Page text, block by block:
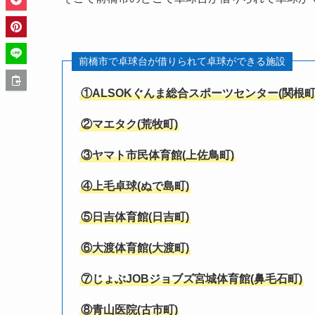
前橋市で卓球台が借りられて卓球ができる施設
①ALSOKぐんま総合スポーツセンター(関根町
②マエタク(荒牧町)
③ヤマト市民体育館(上佐鳥町)
④上毛卓球(ぬで島町)
⑤日吉体育館(日吉町)
⑥大渡体育館(大渡町)
⑦じょぶJOBジョブズ宮城体育館(鼻毛石町)
⑧青山医院(古市町)